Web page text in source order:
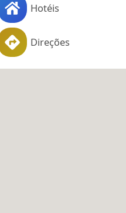
Hotéis
Direções